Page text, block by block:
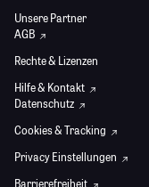
Unsere Partner
AGB
Rechte & Lizenzen
Hilfe & Kontakt
Datenschutz
Cookies & Tracking
Privacy Einstellungen
Barrierefreiheit